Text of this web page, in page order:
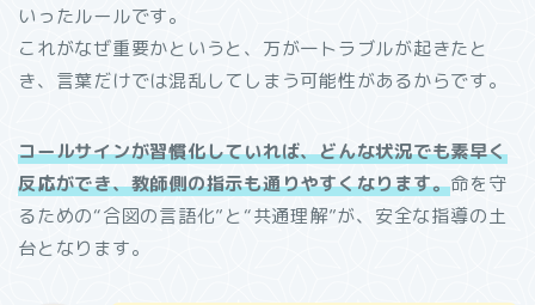
いったルールです。
これがなぜ重要かというと、万が一トラブルが起きたと
き、言葉だけでは混乱してしまう可能性があるからです。
コールサインが習慣化していれば、どんな状況でも素早く
反応ができ、教師側の指示も通りやすくなります。命を守
るための“合図の言語化”と“共通理解”が、安全な指導の土
台となります。